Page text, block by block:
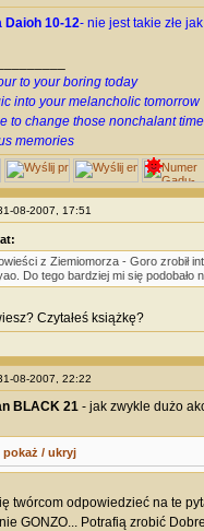
Daioh 10-12- nie jest takie złe
to your boring today
into your melancholic tomorrow
to change those nonchalant
memories
08-2007, 17:51
z Ziemiomorza - Goro zrobił
Do tego bardziej mi się
Czytałeś książkę?
08-2007, 22:22
BLACK 21- jak zwykle dużo
pokaż / ukryj
twórcom odpowiedzieć na te
GONZO... Potrafią zrobić